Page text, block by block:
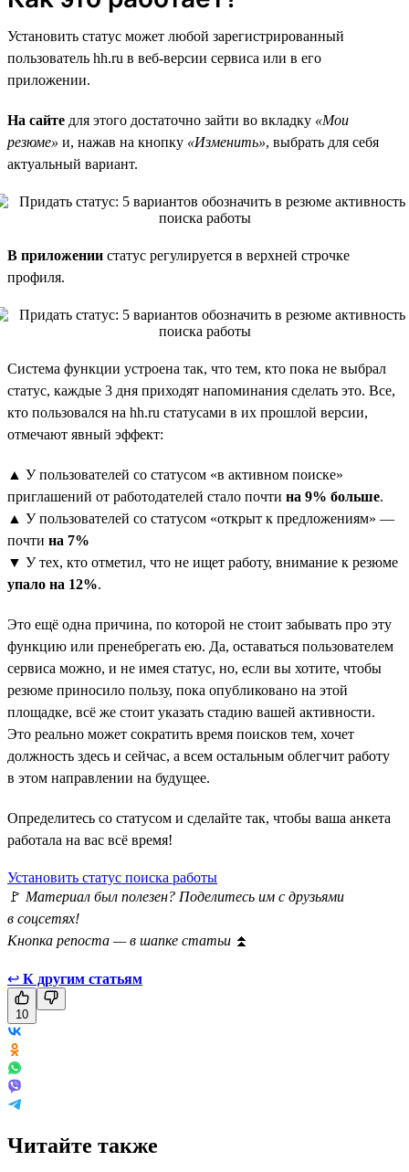
Установить статус может любой зарегистрированный
пользователь hh.ru в веб-версии сервиса или в его
приложении.
На сайте для этого достаточно зайти во вкладку «Мои
резюме» и, нажав на кнопку «Изменить», выбрать для себя
актуальный вариант.
В приложении статус регулируется в верхней строчке
профиля.
Система функции устроена так, что тем, кто пока не выбрал
статус, каждые 3 дня приходят напоминания сделать это. Все,
кто пользовался на hh.ru статусами в их прошлой версии,
отмечают явный эффект:
▲ У пользователей со статусом «в активном поиске»
приглашений от работодателей стало почти на 9% больше.
▲ У пользователей со статусом «открыт к предложениям» —
почти на 7%
▼ У тех, кто отметил, что не ищет работу, внимание к резюме
упало на 12%.
Это ещё одна причина, по которой не стоит забывать про эту
функцию или пренебрегать ею. Да, оставаться пользователем
сервиса можно, и не имея статус, но, если вы хотите, чтобы
резюме приносило пользу, пока опубликовано на этой
площадке, всё же стоит указать стадию вашей активности.
Это реально может сократить время поисков тем, хочет
должность здесь и сейчас, а всем остальным облегчит работу
в этом направлении на будущее.
Определитесь со статусом и сделайте так, чтобы ваша анкета
работала на вас всё время!
Установить статус поиска работы
🚩 Материал был полезен? Поделитесь им с друзьями
в соцсетях!
Кнопка репоста — в шапке статьи ⏫
↩ К другим статьям
10
Читайте также